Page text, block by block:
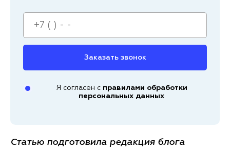
Заказать звонок
Я согласен с правилами обработки
персональных данных
Статью подготовила редакция блога